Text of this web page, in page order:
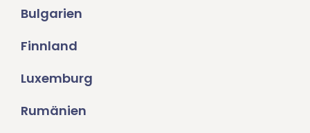
Bulgarien
Finnland
Luxemburg
Rumänien